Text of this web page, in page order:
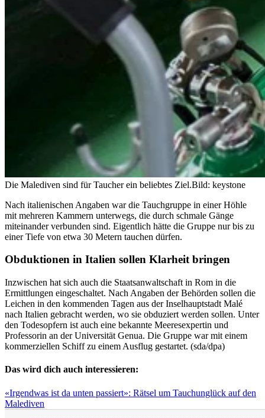
Die Malediven sind für Taucher ein beliebtes Ziel.Bild: keystone
Nach italienischen Angaben war die Tauchgruppe in einer Höhle
mit mehreren Kammern unterwegs, die durch schmale Gänge
miteinander verbunden sind. Eigentlich hätte die Gruppe nur bis zu
einer Tiefe von etwa 30 Metern tauchen dürfen.
Obduktionen in Italien sollen Klarheit bringen
Inzwischen hat sich auch die Staatsanwaltschaft in Rom in die
Ermittlungen eingeschaltet. Nach Angaben der Behörden sollen die
Leichen in den kommenden Tagen aus der Inselhauptstadt Malé
nach Italien gebracht werden, wo sie obduziert werden sollen. Unter
den Todesopfern ist auch eine bekannte Meeresexpertin und
Professorin an der Universität Genua. Die Gruppe war mit einem
kommerziellen Schiff zu einem Ausflug gestartet. (sda/dpa)
Das wird dich auch interessieren:
«Irgendwas ist da unten passiert»: Rätsel um Tauchunglück auf den
Malediven